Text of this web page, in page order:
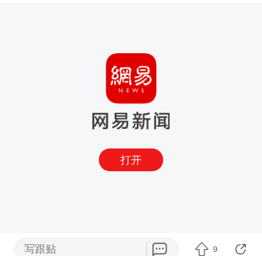
打开
写跟贴 9